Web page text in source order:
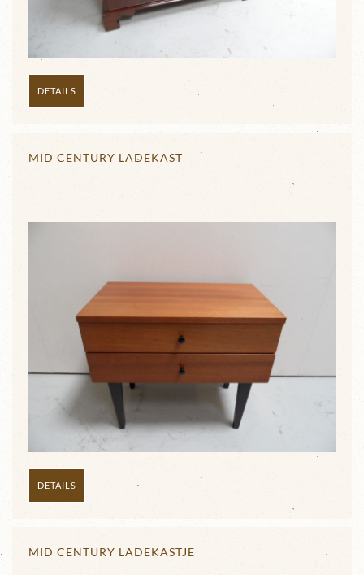
DETAILS
MID CENTURY LADEKAST
DETAILS
MID CENTURY LADEKASTJE